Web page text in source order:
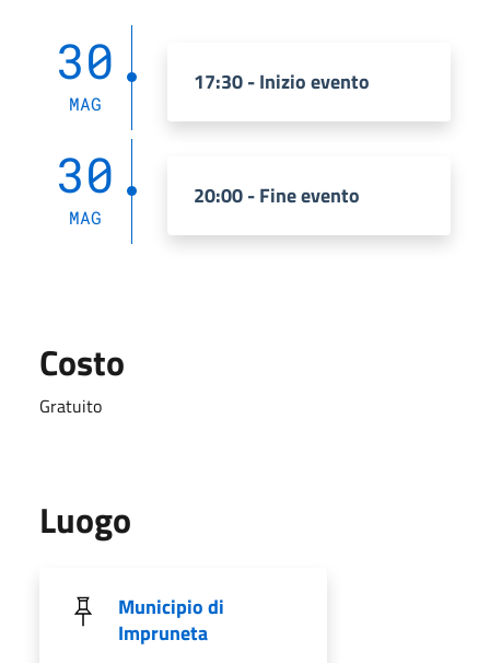
30
MAG
17:30 - Inizio evento
30
MAG
20:00 - Fine evento
Costo
Gratuito
Luogo
Municipio di
Impruneta